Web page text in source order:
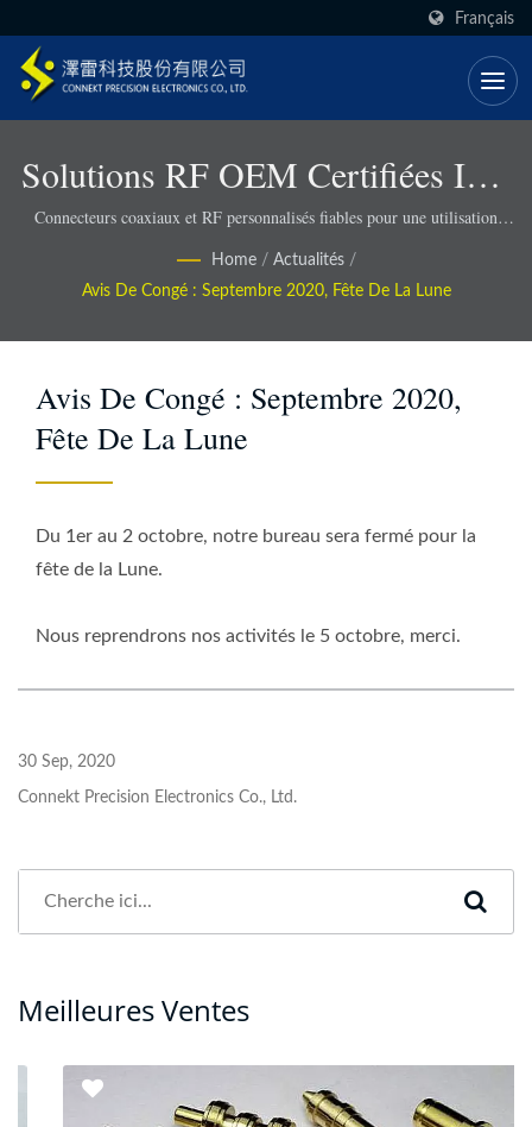
Français
Solutions RF OEM Certifiées ISO
Avec Des Délais De Livraison
Plus Rapides - Connekt
Connecteurs coaxiaux et RF personnalisés fiables pour une utilisation
Home / Actualités /
Avis De Congé : Septembre 2020, Fête De La Lune
Avis De Congé : Septembre 2020,
Fête De La Lune
Du 1er au 2 octobre, notre bureau sera fermé pour la
fête de la Lune.
Nous reprendrons nos activités le 5 octobre, merci.
30 Sep, 2020
Connekt Precision Electronics Co., Ltd.
Meilleures Ventes